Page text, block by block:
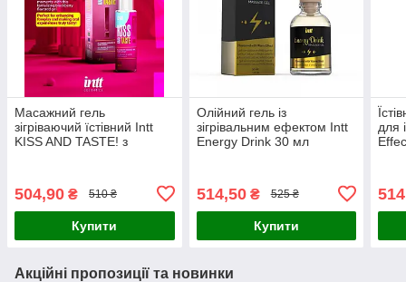
Масажний гель
зігріваючий їстівний Intt
KISS AND TASTE! з
504,90 ₴ 510 ₴
Купити
Олійний гель із
зігрівальним ефектом Intt
Energy Drink 30 мл
514,50₴ 525 ₴
Купити
для
Акційні пропозиції та новинки